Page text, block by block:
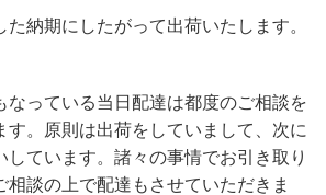
納期にしたがって出荷いたします。
なっている当日配達は都度のご相談を
す。原則は出荷をしていまして、次に
しています。諸々の事情でお引き取り
相談の上で配達もさせていただきま